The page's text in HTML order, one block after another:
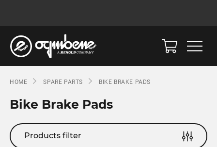
HOME SPARE PARTS BIKE BRAKE PADS
Bike Brake Pads
Products filter